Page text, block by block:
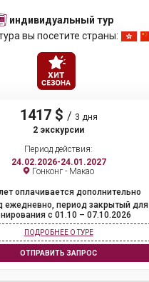
индивидуальный тур
вы посетите страны:
1417 $ / 3 дня
2 экскурсии
Период действия:
24.02.2026-24.01.2027
Гонконг - Макао
оплачивается дополнительно
ежедневно, период закрытый для
c 01.10 – 07.10.2026
ПОДРОБНЕЕ О ТУРЕ
ОТПРАВИТЬ ЗАПРОС